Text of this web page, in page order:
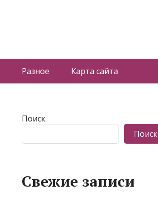
Разное Карта сайта
Поиск
Поиск
Свежие записи